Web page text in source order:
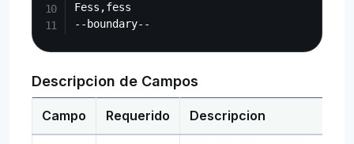
Fess,fess
Descripcion de Campos
Campo Requerido Descripcion